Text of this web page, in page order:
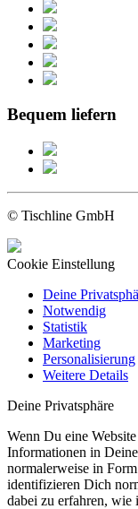
Bequem liefern
© Tischline GmbH
Cookie Einstellung
Deine
Notwendig
Statistik
Marketing
Personalisierung
Weitere Details
Deine Privatsphäre
Wenn Du eine
Informationen in
normalerweise in
identifizieren Dich
dabei zu erfahren, wie